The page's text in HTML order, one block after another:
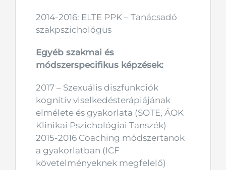
2014-2016: ELTE PPK – Tanácsadó
szakpszichológus
Egyéb szakmai és
módszerspecifikus képzések:
2017 – Szexuális diszfunkciók
kognitív viselkedésterápiájának
elmélete és gyakorlata (SOTE, ÁOK
Klinikai Pszichológiai Tanszék)
2015-2016 Coaching módszertanok
a gyakorlatban (ICF
követelményeknek megfelelő)